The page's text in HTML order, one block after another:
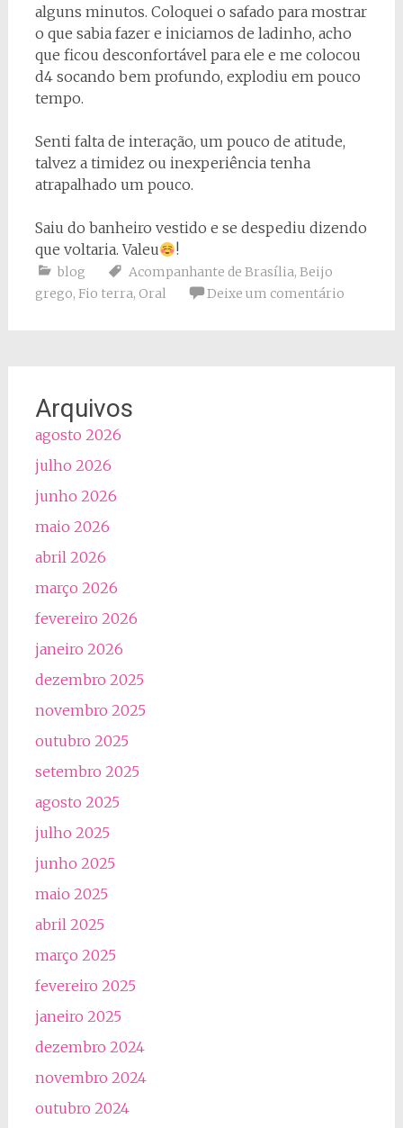
alguns minutos. Coloquei o safado para mostrar
o que sabia fazer e iniciamos de ladinho, acho
que ficou desconfortável para ele e me colocou
d4 socando bem profundo, explodiu em pouco
tempo.
Senti falta de interação, um pouco de atitude,
talvez a timidez ou inexperiência tenha
atrapalhado um pouco.
Saiu do banheiro vestido e se despediu dizendo
que voltaria. Valeu
!
blog Acompanhante de Brasília, Beijo
grego, Fio terra, Oral Deixe um comentário
Arquivos
agosto 2026
julho 2026
junho 2026
maio 2026
abril 2026
março 2026
fevereiro 2026
janeiro 2026
dezembro 2025
novembro 2025
outubro 2025
setembro 2025
agosto 2025
julho 2025
junho 2025
maio 2025
abril 2025
março 2025
fevereiro 2025
janeiro 2025
dezembro 2024
novembro 2024
outubro 2024